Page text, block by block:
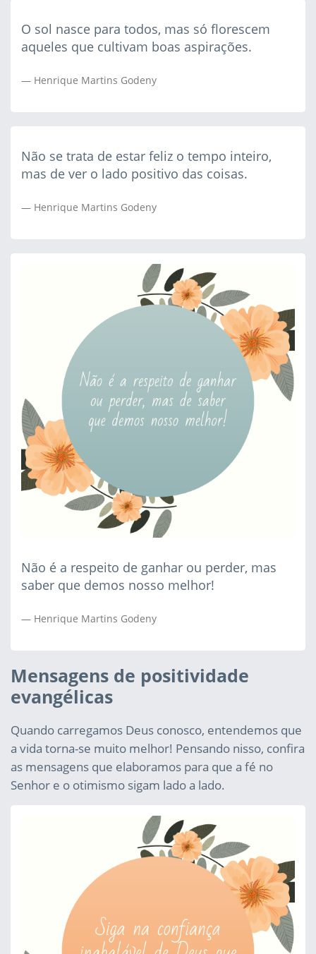
O sol nasce para todos, mas só florescem
aqueles que cultivam boas aspirações.
Henrique Martins Godeny
Não se trata de estar feliz o tempo inteiro,
mas de ver o lado positivo das coisas.
Henrique Martins Godeny
Não é a respeito de ganhar ou perder, mas
saber que demos nosso melhor!
Henrique Martins Godeny
Mensagens de positividade
evangélicas
Quando carregamos Deus conosco, entendemos que
a vida torna-se muito melhor! Pensando nisso, confira
as mensagens que elaboramos para que a fé no
Senhor e o otimismo sigam lado a lado.